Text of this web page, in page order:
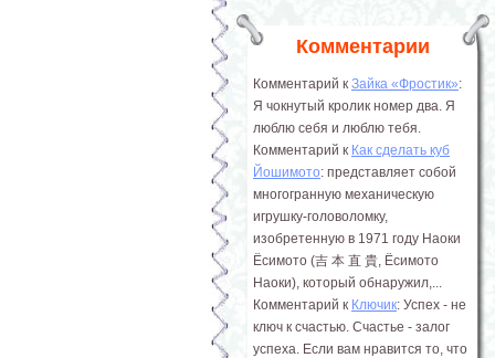
Комментарии
Комментарий к Зайка «Фростик»:
Я чокнутый кролик номер два. Я
люблю себя и люблю тебя.
Комментарий к Как сделать куб
Йошимото: представляет собой
многогранную механическую
игрушку-головоломку,
изобретенную в 1971 году Наоки
Ёсимото (吉 本 直 貴, Ёсимото
Наоки), который обнаружил,...
Комментарий к Ключик: Успех - не
ключ к счастью. Счастье - залог
успеха. Если вам нравится то, что